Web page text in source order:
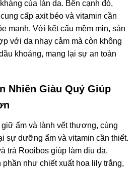
của làn da. Bên cạnh đó,
cấp axit béo và vitamin cần
mạnh. Với kết cấu mềm mịn, sản
với da nhạy cảm mà còn không
khoáng, mang lại sự an toàn
Nhiên Giàu Quý Giúp
ẩm và lành vết thương, cùng
sự dưỡng ẩm và vitamin cần thiết.
trà Rooibos giúp làm dịu da,
phần như chiết xuất hoa lily trắng,